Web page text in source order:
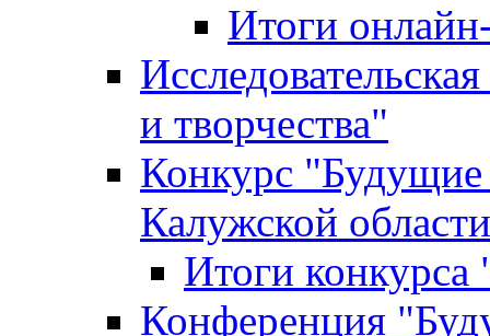
Итоги
и творчества"
Конкурс
Калужской области
Итоги
Конференция